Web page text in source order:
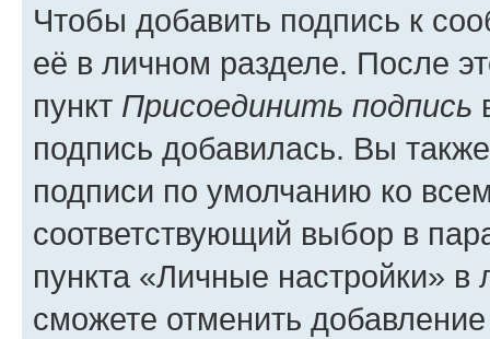
Чтобы добавить подпись к
её в личном разделе. После
пункт Присоединить подпись
подпись добавилась. Вы
подписи по умолчанию ко
соответствующий выбор в
пункта «Личные настройки»
сможете отменить